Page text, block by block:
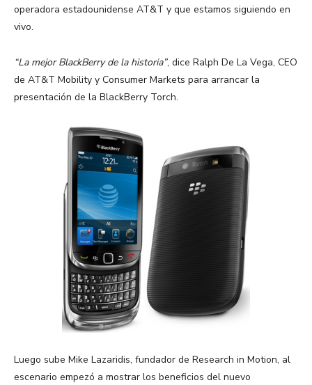
operadora estadounidense AT&T y que estamos siguiendo en
vivo.
“La mejor BlackBerry de la historia”, dice Ralph De La Vega, CEO
de AT&T Mobility y Consumer Markets para arrancar la
presentación de la BlackBerry Torch.
Luego sube Mike Lazaridis, fundador de Research in Motion, al
escenario empezó a mostrar los beneficios del nuevo